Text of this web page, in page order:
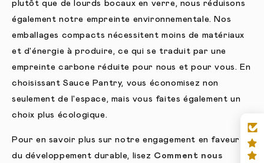
plutôt que de lourds bocaux en verre, nous réduisons
également notre empreinte environnementale. Nos
emballages compacts nécessitent moins de matériaux
et d'énergie à produire, ce qui se traduit par une
empreinte carbone réduite pour nous et pour vous. En
choisissant Sauce Pantry, vous économisez non
seulement de l'espace, mais vous faites également un
choix plus écologique.
Pour en savoir plus sur notre engagement en faveur
du développement durable, lisez Comment nous